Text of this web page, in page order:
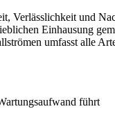
und
Einhausung
umfasst alle
führt